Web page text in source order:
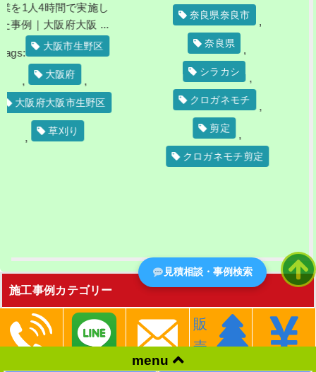
で実施し
府大阪 ...
生野区
,
市生野区
奈良県奈良市
,
,
クロガネモチ
クロガネモチ剪定
施工事例カテゴリー
日向 (3)
menu
販
売
見積相談・事例検索